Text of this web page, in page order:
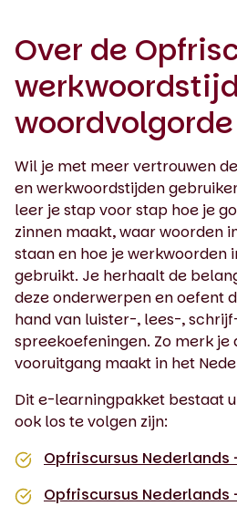
Over de
woordvolgorde
Wil je met meer vertrouwen
en werkwoordstijden
leer je stap voor stap hoe je
zinnen maakt, waar woorden
staan en hoe je werkwoorden
gebruikt. Je herhaalt de
deze onderwerpen en oefent
hand van luister-, lees-,
spreekoefeningen. Zo merk je
vooruitgang maakt in het
Dit e-learningpakket bestaat
ook los te volgen zijn:
Opfriscursus
Opfriscursus